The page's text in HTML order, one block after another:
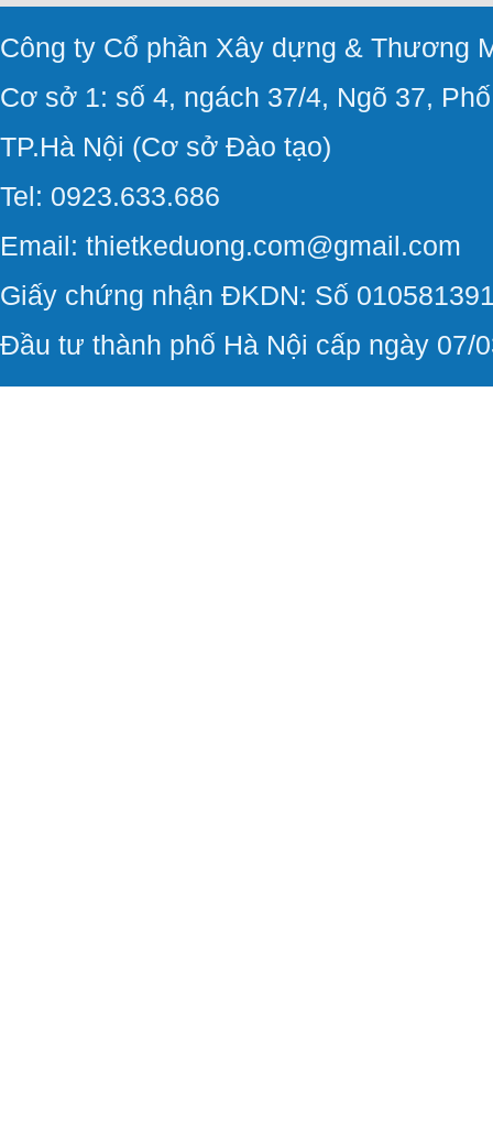
Công ty Cổ phần Xây dựng & Thương
Cơ sở 1: số 4, ngách 37/4, Ngõ 37,
TP.Hà Nội (Cơ sở Đào tạo)
Tel: 0923.633.686
Email: thietkeduong.com@gmail.com
Giấy chứng nhận ĐKDN: Số
Đầu tư thành phố Hà Nội cấp ngày 07/